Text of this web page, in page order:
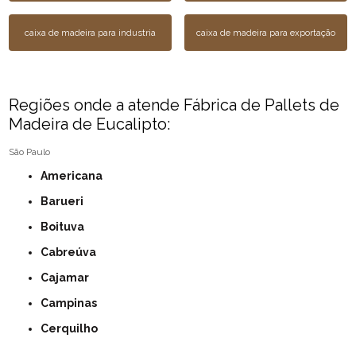
caixa de madeira para industria caixa de madeira para exportação
Regiões onde a atende Fábrica de Pallets de
Madeira de Eucalipto:
São Paulo
Americana
Barueri
Boituva
Cabreúva
Cajamar
Campinas
Cerquilho